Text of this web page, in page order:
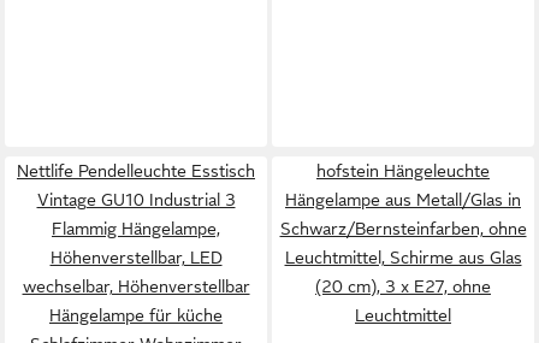
Nettlife Pendelleuchte Esstisch
Vintage GU10 Industrial 3
Flammig Hängelampe,
Höhenverstellbar, LED
wechselbar, Höhenverstellbar
Hängelampe für küche
hofstein Hängeleuchte
Hängelampe aus Metall/Glas in
Schwarz/Bernsteinfarben, ohne
Leuchtmittel, Schirme aus Glas
(20 cm), 3 x E27, ohne
Leuchtmittel